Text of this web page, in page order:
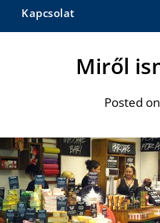
Kapcsolat
Miről
Posted